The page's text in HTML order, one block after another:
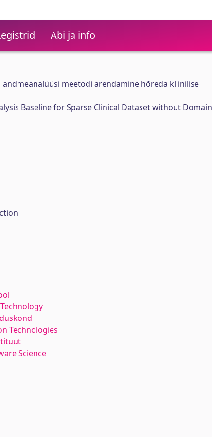
Abi ja info
meetodi arendamine hõreda kliinilise
Baseline for Sparse Clinical Dataset without Domain
Technologies
Science